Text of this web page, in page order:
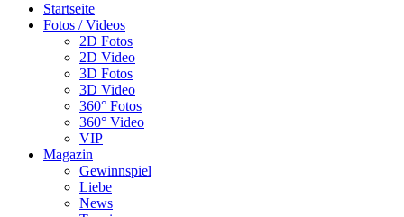
Startseite
Fotos / Videos
2D Fotos
2D Video
3D Fotos
3D Video
360° Fotos
360° Video
VIP
Magazin
Gewinnspiel
Liebe
News